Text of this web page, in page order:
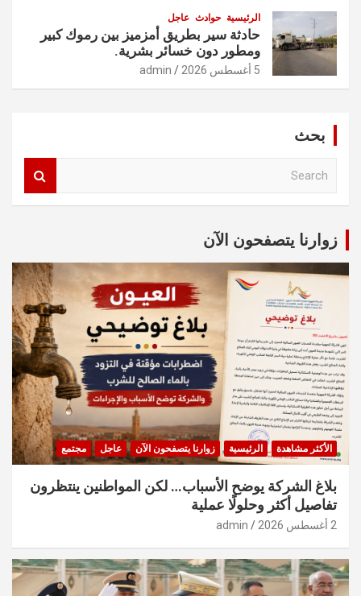
الرئيسية حوادث عاجل
حادثة سير بطريق أمزميز بين رموك كبير
ومطور دون خسائر بشرية.
5 أغسطس 2026 admin
بحث
c
h
زوارنا يتصفحون الآن
الأكثر مشاهدة الرئيسية زوارنا يتصفحون الآن عاجل مجتمع
بلاغ الشركة يوضح الأسباب… لكن المواطنين ينتظرون
تفاصيل أكثر وحلولًا عملية
2 أغسطس 2026 admin